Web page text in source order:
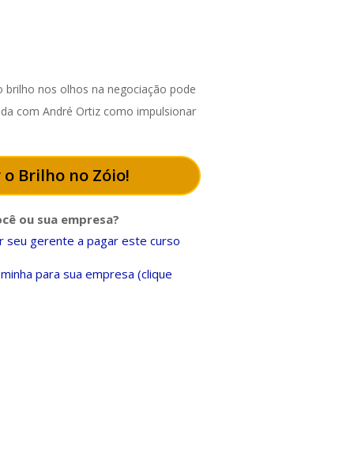
brilho nos olhos na negociação pode
com André Ortiz como impulsionar
Brilho no Zóio!
ou sua empresa?
seu gerente a pagar este curso
para sua empresa (clique